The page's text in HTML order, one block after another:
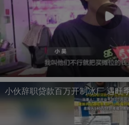
小伙辞职贷款百万开制冰厂 遇旺